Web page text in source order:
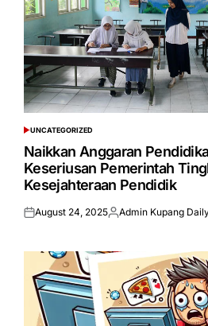
POSTED
IN
UNCATEGORIZED
Naikkan Anggaran
Keseriusan Pemerintah
Kesejahteraan Pendidik
Posted
August 24, 2025Posted
Admin Kupang